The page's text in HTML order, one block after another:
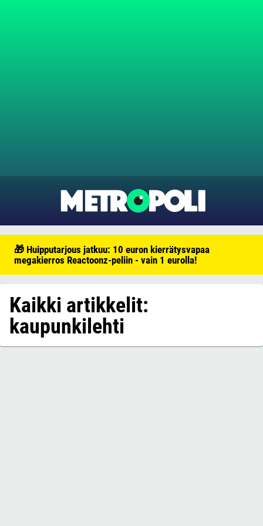
🎁 Huipputarjous jatkuu: 10 euron kierrätysvapaa
megakierros Reactoonz-peliin - vain 1 eurolla!
Kaikki artikkelit:
kaupunkilehti